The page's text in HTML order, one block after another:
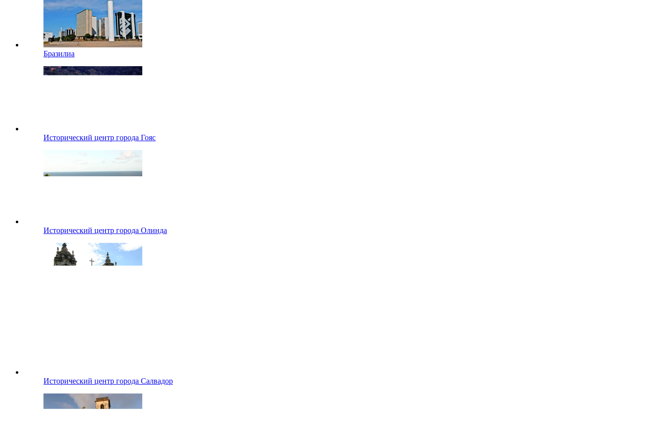
Бразилиа
Исторический центр города Гояс
Исторический центр города Олинда
Исторический центр города Салвадор